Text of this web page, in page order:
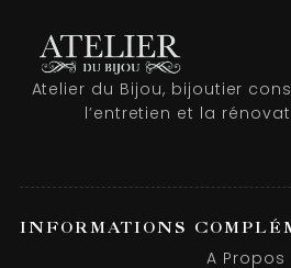
Atelier du Bijou, bijoutier
l’entretien et la
INFORMATIONS
A Propos